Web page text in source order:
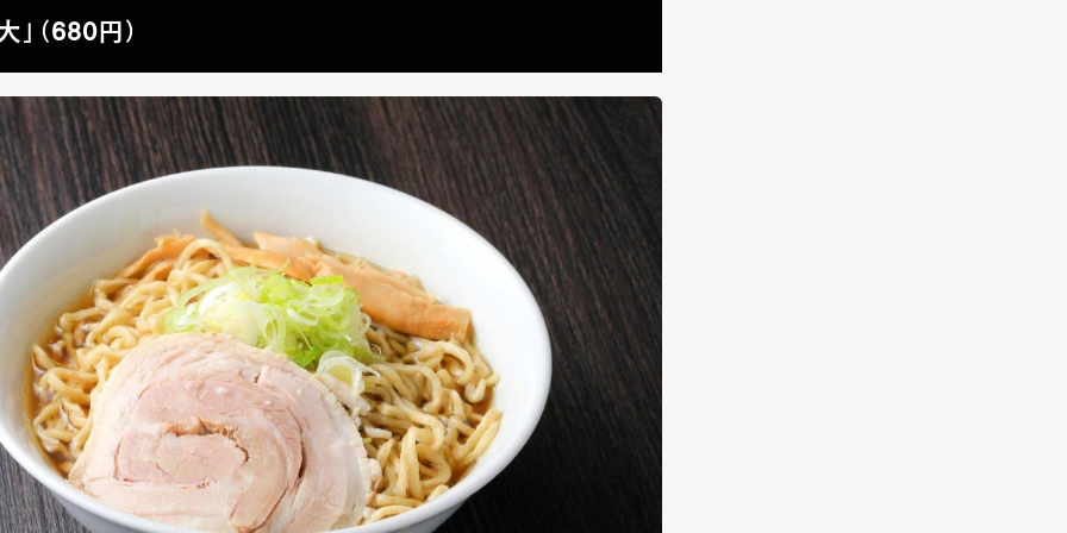
」（680円）